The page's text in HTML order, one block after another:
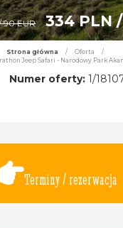
90 EUR 334 PLN
Strona główna / Oferta
/
Jeep Safari - Narodowy Park
Numer oferty:1/
Terminy / rezerwacja